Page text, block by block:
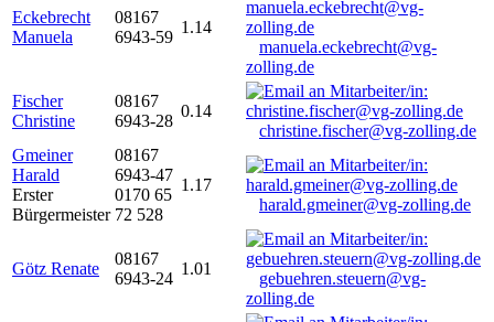
Eckebrecht
Manuela
08167
6943-59
1.14
manuela.eckebrecht@vg-
zolling.de
Fischer
Christine
08167
6943-28
0.14
christine.fischer@vg-zolling.de
Gmeiner
Harald
Erster
Bürgermeister
08167
6943-47
0170 65
72 528
1.17
harald.gmeiner@vg-zolling.de
Götz Renate
08167
6943-24
1.01
gebuehren.steuern@vg-
zolling.de